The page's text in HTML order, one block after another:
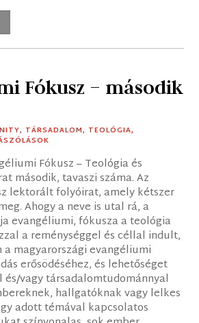
Fókusz – második
, TÁRSADALOM, TEOLÓGIA,
Fókusz – Teológia és
második, tavaszi száma. Az
lektorált folyóirat, amely kétszer
Ahogy a neve is utal rá, a
evangéliumi, fókusza a teológia
a reménységgel és céllal indult,
magyarországi evangéliumi
erősödéséhez, és lehetőséget
vagy társadalomtudománnyal
hallgatóknak vagy lelkes
adott témával kapcsolatos